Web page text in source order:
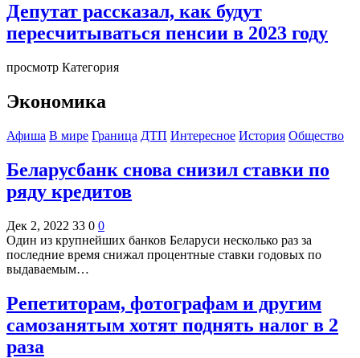
Депутат рассказал, как будут
пересчитываться пенсии в 2023 году
просмотр Категория
Экономика
Афиша В мире Граница ДТП Интересное История Общество
Беларусбанк снова снизил ставки по
ряду кредитов
Дек 2, 2022 33 0 0
Один из крупнейших банков Беларуси несколько раз за
последние время снижал процентные ставки годовых по
выдаваемым…
Репетиторам, фотографам и другим
самозанятым хотят поднять налог в 2
раза